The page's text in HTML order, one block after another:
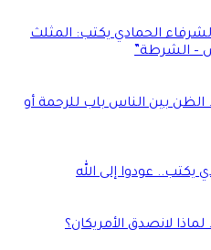
الحمادي يكتب: المثلث
– الشرطة”
بين الناس باب للرحمة أو
يكتب.. عودوا إلى الله
لانصدق الأمريكان؟